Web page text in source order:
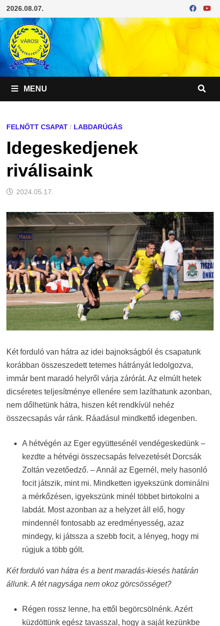
Skip
to
content
2026.08.07.
MENU
FELNŐTT CSAPAT/ LABDARÚGÁS
Idegeskedjenek
riválisaink
2024.05.17.
Két forduló van hátra az idei bajnokságból és csapatunk
korábban összeszedett tetemes hátrányát ledolgozva,
immár bent maradó helyről várja zárórát. Az elmúlt hetek
dicséretes teljesítménye ellenére sem lazíthatunk azonban,
nem dőlhetünk hátra, hiszen két rendkívül nehéz
összecsapás vár ránk. Ráadásul mindkettő idegenben.
A hétvégén az Eger együttesénél vendégeskedünk –
kezdte a hétvégi összecsapás felvezetését Dorcsák
Zoltán vezetőedző. – Annál az Egernél, mely hasonló
focit játszik, mint mi. Mindketten igyekszünk dominálni
a mérkőzésen, igyekszünk minél többet birtokolni a
labdát. Most azonban az a helyzet áll elő, hogy
mindennél fontosabb az eredményesség, azaz
mindegy, ki játssza a szebb focit, a lényeg, hogy mi
rúgjuk a több gólt.
Két forduló van hátra és a bent maradás-kiesés határán
állunk. A tét nagysága nem okoz görcsösséget?
Régen rossz lenne, ha ettől begörcsölnénk. Azért
küzdöttünk egész tavasszal, hogy a saját kezünkbe